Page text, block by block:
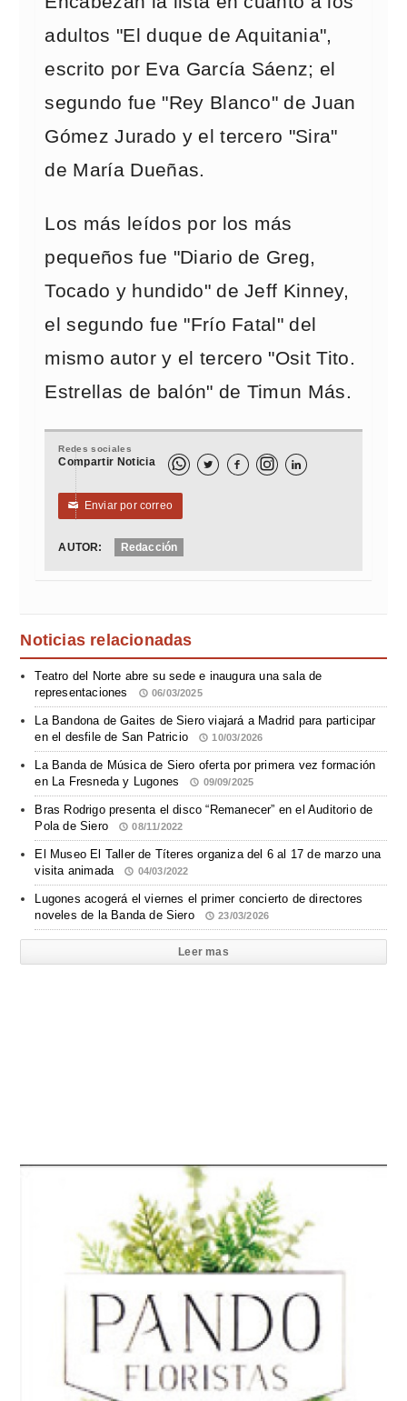
adultos "El duque de Aquitania",
escrito por Eva García Sáenz; el
segundo fue "Rey Blanco" de Juan
Gómez Jurado y el tercero "Sira"
de María Dueñas.
Los más leídos por los más
pequeños fue "Diario de Greg,
Tocado y hundido" de Jeff Kinney,
el segundo fue "Frío Fatal" del
mismo autor y el tercero "Osit Tito.
Estrellas de balón" de Timun Más.
Redes sociales
Compartir Noticia   
✉ Enviar por correo
AUTOR: Redacción
Noticias relacionadas
Teatro del Norte abre su sede e inaugura una sala de
representaciones
06/03/2025
La Bandona de Gaites de Siero viajará a Madrid para participar
en el desfile de San Patricio
10/03/2026
La Banda de Música de Siero oferta por primera vez formación
en La Fresneda y Lugones
09/09/2025
Bras Rodrigo presenta el disco “Remanecer” en el Auditorio de
Pola de Siero
08/11/2022
El Museo El Taller de Títeres organiza del 6 al 17 de marzo una
visita animada
04/03/2022
Lugones acogerá el viernes el primer concierto de directores
noveles de la Banda de Siero
23/03/2026
Leer mas